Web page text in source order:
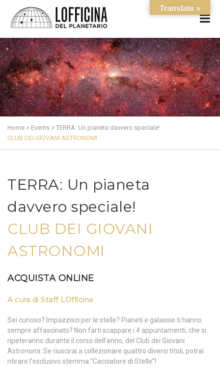
Home > Events > TERRA: Un pianeta davvero speciale!
CLUB DEI GIOVANI ASTRONOMI
TERRA: Un pianeta
davvero speciale!
CLUB DEI GIOVANI
ASTRONOMI
ACQUISTA ONLINE
A cura di Staff LOfficina
Sei curioso? Impazzisci per le stelle? Pianeti e galassie ti hanno
sempre affascinato? Non farti scappare i 4 appuntamenti, che si
ripeteranno durante il corso dell’anno, del Club dei Giovani
Astronomi. Se riuscirai a collezionare quattro diversi titoli, potrai
ritirare l’esclusivo stemma “Cacciatore di Stelle”!
Translate »